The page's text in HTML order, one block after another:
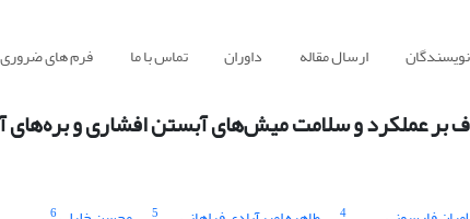
ارسال مقاله داوران تماس با ما فرم های ضروری
بر عملکرد و سلامت میش‌های آبستن افشاری و ‏بره‌های
4
5
6